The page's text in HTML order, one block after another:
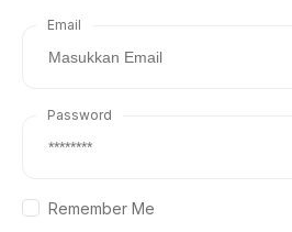
Email
Password
Remember Me